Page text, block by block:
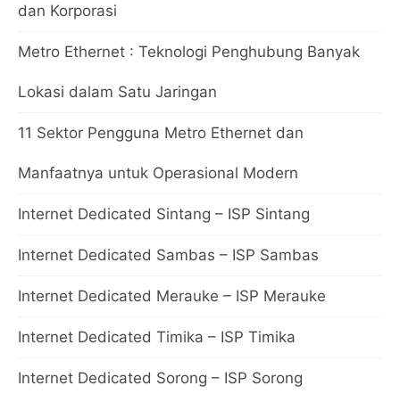
dan Korporasi
Metro Ethernet : Teknologi Penghubung Banyak
Lokasi dalam Satu Jaringan
11 Sektor Pengguna Metro Ethernet dan
Manfaatnya untuk Operasional Modern
Internet Dedicated Sintang – ISP Sintang
Internet Dedicated Sambas – ISP Sambas
Internet Dedicated Merauke – ISP Merauke
Internet Dedicated Timika – ISP Timika
Internet Dedicated Sorong – ISP Sorong